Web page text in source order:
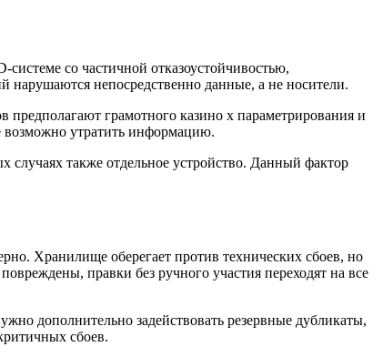
со частичной отказоустойчивостью,
нарушаются непосредственно данные, а не носители.
грамотного казино х параметрирования и
возможно утратить информацию.
случаях также отдельное устройство. Данный фактор
Хранилище оберегает против технических сбоев, но
правки без ручного участия переходят на все
дополнительно задействовать резервные дубликаты,
сбоев.